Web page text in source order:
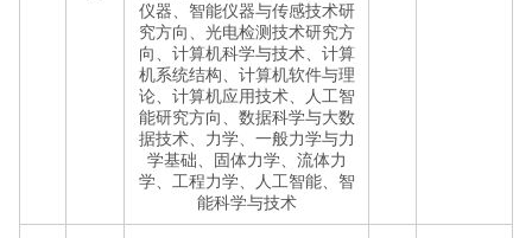
仪器、智能仪器与传感技术研
究方向、光电检测技术研究方
向、计算机科学与技术、计算
机系统结构、计算机软件与理
论、计算机应用技术、人工智
能研究方向、数据科学与大数
据技术、力学、一般力学与力
学基础、固体力学、流体力
学、工程力学、人工智能、智
能科学与技术